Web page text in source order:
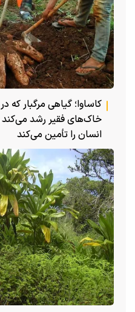
کاساوا؛ گیاهی مرگبار که
خاک‌های فقیر رشد می‌کند
انسان را تأمین می‌کند